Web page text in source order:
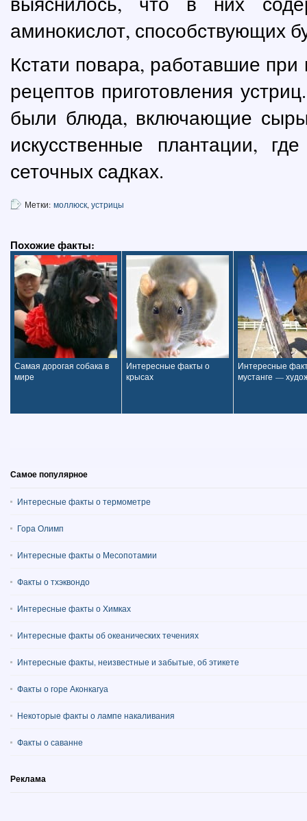
аминокислот, способствующих
Кстати повара, работавшие
рецептов приготовления
были блюда, включающие
искусственные плантации,
сеточных садках.
Метки: моллюск, устрицы
Похожие факты:
Самая дорогая собака в
мире
Интересные факты о
крысах
Интересные
мустанге —
Самое популярное
Интересные факты о термометре
Гора Олимп
Интересные факты о Месопотамии
Факты о тхэквондо
Интересные факты о Химках
Интересные факты об океанических течениях
Интересные факты, неизвестные и забытые, об этикете
Факты о горе Аконкагуа
Некоторые факты о лампе накаливания
Факты о саванне
Реклама